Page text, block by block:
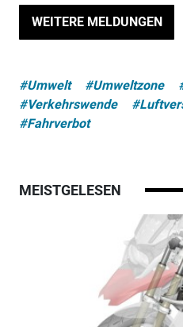
WEITERE MELDUNGEN
#Umwelt #Umweltzone
#Verkehrswende
#Fahrverbot
MEISTGELESEN